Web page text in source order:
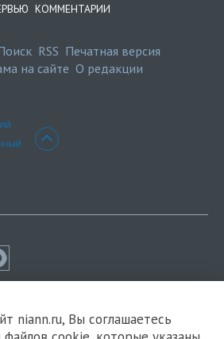
КОММЕНТАРИИ
RSS Печатная версия
на сайте О редакции
niann.ru, Вы соглашаетесь